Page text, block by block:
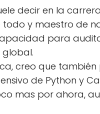
decir en la
todo y maestro de
para
creo que
de Python y
mas por ahora,